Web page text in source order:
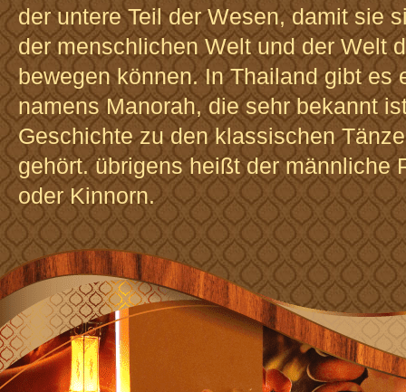
der untere Teil der Wesen, damit sie
der menschlichen Welt und der Welt
bewegen können. In Thailand gibt es
namens Manorah, die sehr bekannt
Geschichte zu den klassischen
gehört. übrigens heißt der männliche
oder Kinnorn.